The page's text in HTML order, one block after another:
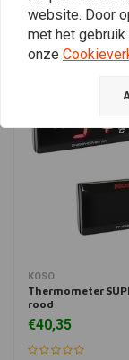
KOSO
Thermometer
rood
€40,35
website. Door
met het
onze